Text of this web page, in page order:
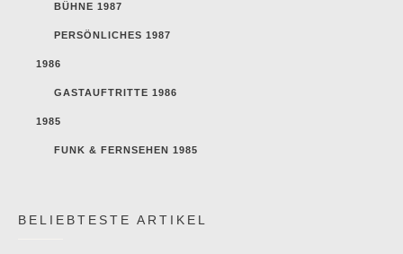
BÜHNE 1987
PERSÖNLICHES 1987
1986
GASTAUFTRITTE 1986
1985
FUNK & FERNSEHEN 1985
BELIEBTESTE ARTIKEL